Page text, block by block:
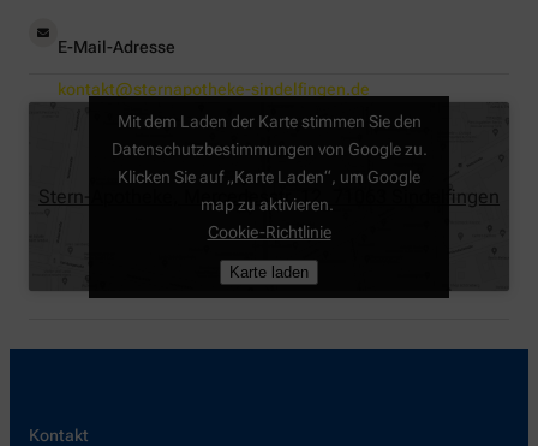
E-Mail-Adresse
kontakt@sternapotheke-sindelfingen.de
Stern-Apotheke, Mercedesstr. 12, 71063 Sindelfingen
Mit dem Laden der Karte stimmen Sie den
Datenschutzbestimmungen von Google zu.
Klicken Sie auf „Karte Laden“, um Google
map zu aktivieren.
Cookie-Richtlinie
Karte laden
Kontakt